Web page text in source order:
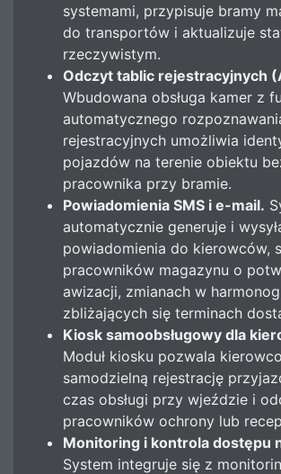
systemami, przypisuje bramy
do transportów i aktualizuje
rzeczywistym.
Odczyt tablic rejestracyjnych
Wbudowana obsługa kamer z
automatycznego
rejestracyjnych umożliwia
pojazdów na terenie obiektu
pracownika przy bramie.
Powiadomienia SMS i e-mail.
automatycznie generuje i
powiadomienia do kierowców,
pracowników magazynu o
awizacji, zmianach w
zbliżających się terminach
Kiosk samoobsługowy dla
Moduł kiosku pozwala
samodzielną rejestrację
czas obsługi przy wjeździe i
pracowników ochrony lub
Monitoring i kontrola dostępu
System integruje się z